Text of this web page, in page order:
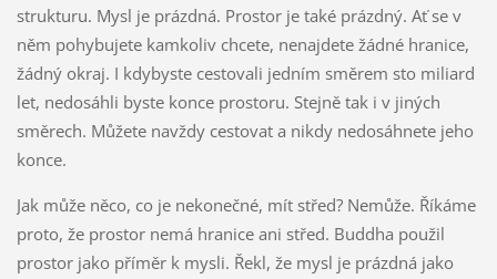
strukturu. Mysl je prázdná. Prostor je také prázdný. Ať se v
něm pohybujete kamkoliv chcete, nenajdete žádné hranice,
žádný okraj. I kdybyste cestovali jedním směrem sto miliard
let, nedosáhli byste konce prostoru. Stejně tak i v jiných
směrech. Můžete navždy cestovat a nikdy nedosáhnete jeho
konce.
Jak může něco, co je nekonečné, mít střed? Nemůže. Říkáme
proto, že prostor nemá hranice ani střed. Buddha použil
prostor jako příměr k mysli. Řekl, že mysl je prázdná jako